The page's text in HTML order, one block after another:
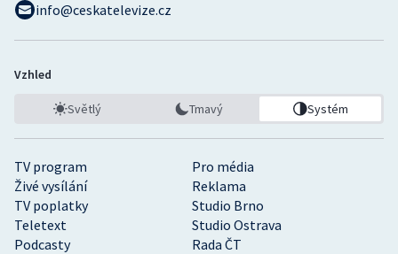
TV program
Pro média
Živé vysílání
Reklama
TV poplatky
Studio Brno
Teletext
Studio Ostrava
Podcasty
Rada ČT
info@ceskatelevize.cz
Vzhled
Světlý Tmavý Systém